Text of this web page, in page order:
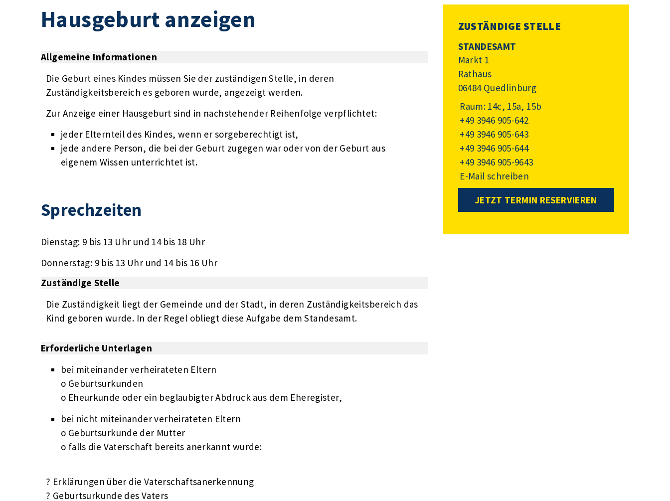
Hausgeburt anzeigen
Allgemeine Informationen
Die Geburt eines Kindes müssen Sie der zuständigen Stelle, in deren
Zuständigkeitsbereich es geboren wurde, angezeigt werden.
Zur Anzeige einer Hausgeburt sind in nachstehender Reihenfolge verpflichtet:
jeder Elternteil des Kindes, wenn er sorgeberechtigt ist,
jede andere Person, die bei der Geburt zugegen war oder von der Geburt aus
eigenem Wissen unterrichtet ist.
Sprechzeiten
Dienstag: 9 bis 13 Uhr und 14 bis 18 Uhr
Donnerstag: 9 bis 13 Uhr und 14 bis 16 Uhr
Zuständige Stelle
Die Zuständigkeit liegt der Gemeinde und der Stadt, in deren Zuständigkeitsbereich das
Kind geboren wurde. In der Regel obliegt diese Aufgabe dem Standesamt.
Erforderliche Unterlagen
bei miteinander verheirateten Eltern
o Geburtsurkunden
o Eheurkunde oder ein beglaubigter Abdruck aus dem Eheregister,
bei nicht miteinander verheirateten Eltern
o Geburtsurkunde der Mutter
o falls die Vaterschaft bereits anerkannt wurde:
? Erklärungen über die Vaterschaftsanerkennung
? Geburtsurkunde des Vaters
ZUSTÄNDIGE STELLE
STANDESAMT
Markt 1
Rathaus
06484 Quedlinburg
Raum: 14c, 15a, 15b
+49 3946 905-642
+49 3946 905-643
+49 3946 905-644
+49 3946 905-9643
E-Mail schreiben
JETZT TERMIN RESERVIEREN